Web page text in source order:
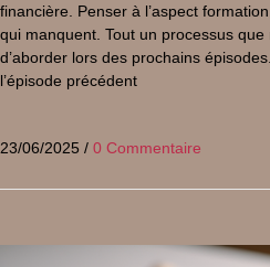
financière. Penser à l’aspect
qui manquent. Tout un processus que
d’aborder lors des prochains
l’épisode précédent
23/06/2025 / 0 Commentaire